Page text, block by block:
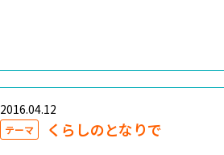
2016.04.12
テーマ くらしのとなりで